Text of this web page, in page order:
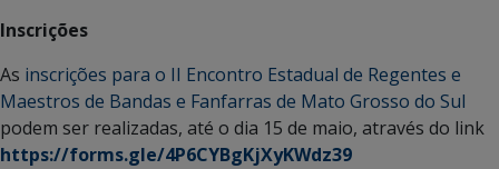
Inscrições
As inscrições para o II Encontro Estadual de Regentes e
Maestros de Bandas e Fanfarras de Mato Grosso do Sul
podem ser realizadas, até o dia 15 de maio, através do link
https://forms.gle/4P6CYBgKjXyKWdz39